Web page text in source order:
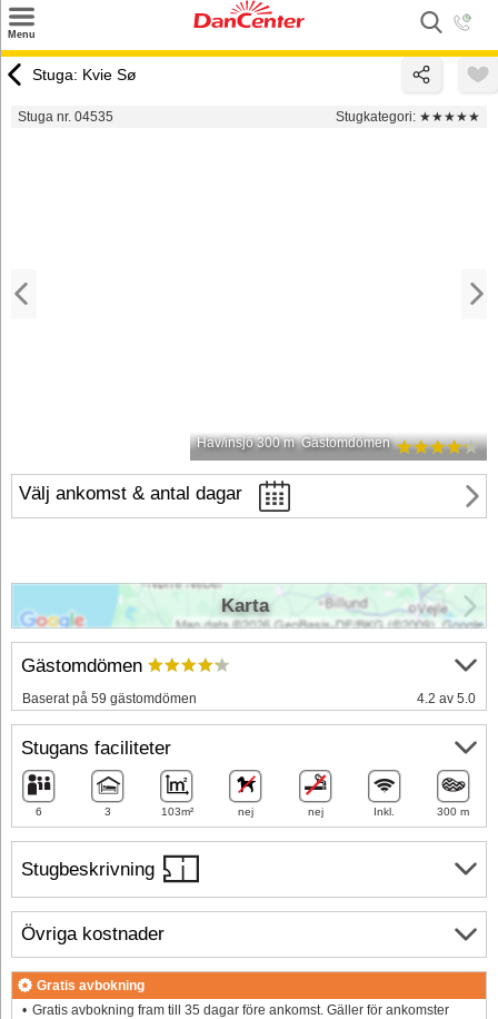
Menu
Tilbud
Stuga: Kvie Sø
Stuga nr. 04535 Stugkategori: ★★★★★
Hav/insjö 300 m Gästomdömen
Välj ankomst & antal dagar
Stugbeskrivning
Gästomdömen
Baserat på 59 gästomdömen 4.2 av 5.0
Stugans faciliteter
6 3 103m² nej nej Inkl. 300 m
Övriga kostnader
Gratis avbokning
Gratis avbokning fram till 35 dagar före ankomst. Gäller för ankomster
Karta